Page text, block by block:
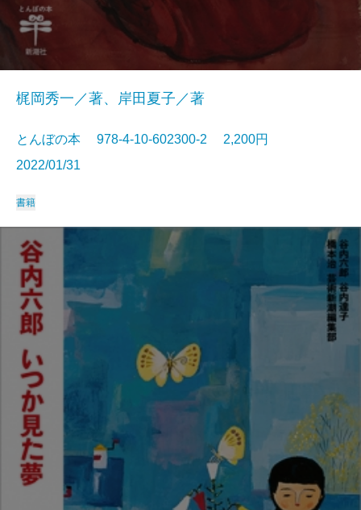
梶岡秀一／著、岸田夏子／著
とんぼの本 978-4-10-602300-2 2,200円
2022/01/31
書籍